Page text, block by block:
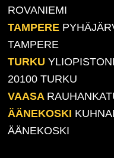
ROVANIEMI
TAMPERE
TAMPERE
TURKU
20100 TURKU
VAASA
ÄÄNEKOSKI
ÄÄNEKOSKI